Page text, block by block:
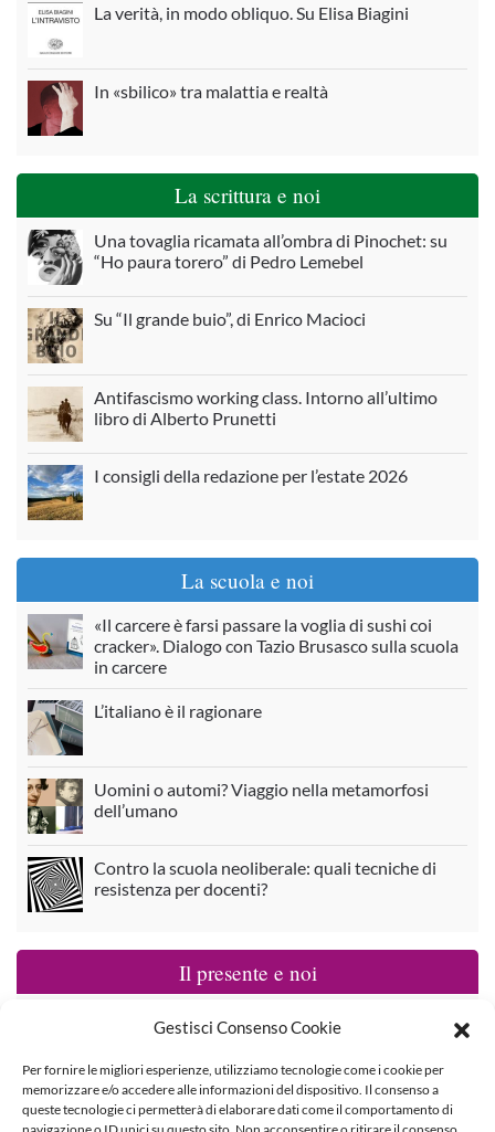
Gestisci Consenso Cookie
Per fornire le migliori esperienze, utilizziamo tecnologie come i cookie per
memorizzare e/o accedere alle informazioni del dispositivo. Il consenso a
queste tecnologie ci permetterà di elaborare dati come il comportamento di
La verità, in modo obliquo. Su Elisa Biagini
In «sbilico» tra malattia e realtà
La scrittura e noi
Una tovaglia ricamata all’ombra di Pinochet: su
“Ho paura torero” di Pedro Lemebel
Su “Il grande buio”, di Enrico Macioci
Antifascismo working class. Intorno all’ultimo
libro di Alberto Prunetti
I consigli della redazione per l’estate 2026
La scuola e noi
«Il carcere è farsi passare la voglia di sushi coi
cracker». Dialogo con Tazio Brusasco sulla scuola
in carcere
L’italiano è il ragionare
Uomini o automi? Viaggio nella metamorfosi
dell’umano
Contro la scuola neoliberale: quali tecniche di
resistenza per docenti?
Il presente e noi
Uno scambio di idee (interno) su Sanpa
Guerra e pace: insegnare letteratura nel mondo
in conflitto. A ottobre il nostro secondo